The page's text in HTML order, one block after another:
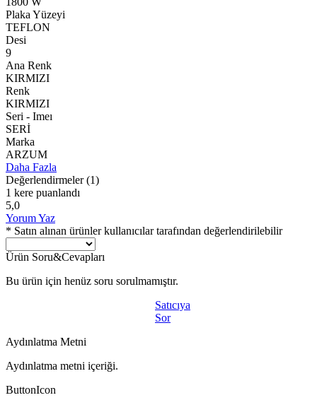
Plaka Yüzeyi
TEFLON
Desi
9
Ana Renk
KIRMIZI
Renk
KIRMIZI
Seri - Imeı
SERİ
Marka
ARZUM
Daha Fazla
Değerlendirmeler (1)
1 kere puanlandı
5,0
Yorum Yaz
* Satın alınan ürünler kullanıcılar tarafından değerlendirilebilir
Ürün Soru&Cevapları
Bu ürün için henüz soru sorulmamıştır.
Satıcıya
Sor
Aydınlatma Metni
Aydınlatma metni içeriği.
ButtonIcon